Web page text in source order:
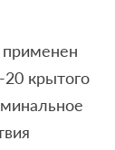
крытого